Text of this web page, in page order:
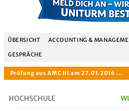
ÜBERSICHT ACCOUNTING &
GESPRÄCHE
HOCHSCHULE